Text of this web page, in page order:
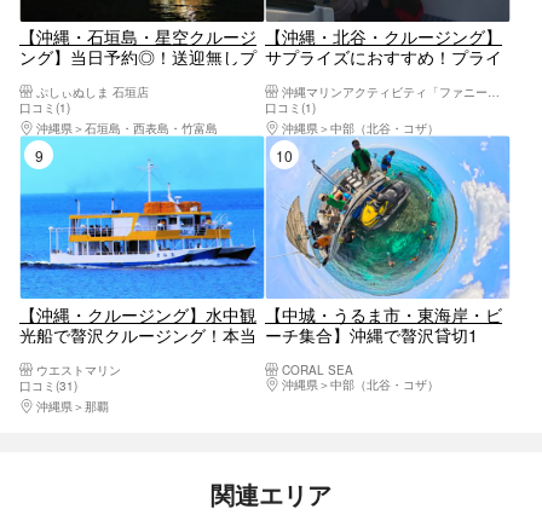
【沖縄・石垣島・星空クルージ
ング】当日予約◎！送迎無しプ
行く！ 三線を聴きながら見る満
天の星空＜星空ガイド・三線生
ライブ／1ドリンク＞
ぷしぃぬしま 石垣店
口コミ(1)
沖縄県
石垣島・西表島・竹富島
【沖縄・北谷・クルージング】
サプライズにおすすめ！プライ
沖縄マリンアクティビティ「ファニーパル」
口コミ(1)
沖縄県
中部（北谷・コザ）
【沖縄・クルージング】水中観
光船で贅沢クルージング！本当
ウエストマリン
口コミ(31)
沖縄県
那覇
10位
【中城・うるま市・東海岸・ビ
ーチ集合】沖縄で贅沢貸切1
ンドホッピング満喫プラン♪新
規OPEN記念実地中！
CORAL SEA
沖縄県
中部（北谷・コザ）
関連エリア